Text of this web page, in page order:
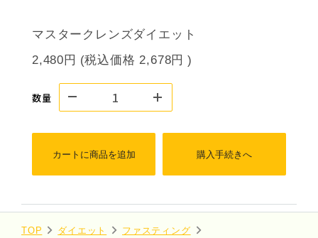
マスタークレンズダイエット
2,480円 (税込価格2,678円 )
数量
カートに商品を追加 購入手続きへ
TOP ダイエット
ファスティング